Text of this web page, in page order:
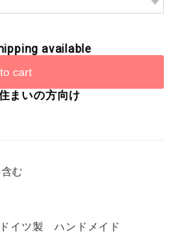
available
cart
まいの方向け
む
イツ製 ハンドメイド